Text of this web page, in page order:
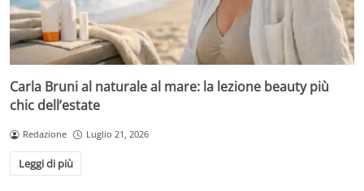
Carla Bruni al naturale al mare: la lezione beauty più
chic dell’estate
Redazione Luglio 21, 2026
Leggi di più